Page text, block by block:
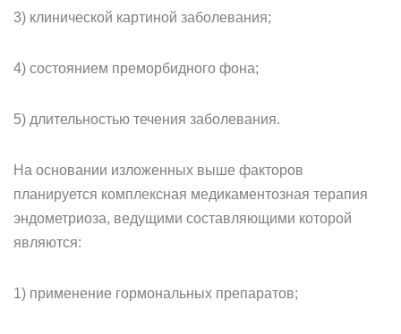
3) клинической картиной заболевания;
4) состоянием преморбидного фона;
5) длительностью течения заболевания.
На основании изложенных выше факторов
планируется комплексная медикаментозная терапия
эндометриоза, ведущими составляющими которой
являются:
1) применение гормональных препаратов;